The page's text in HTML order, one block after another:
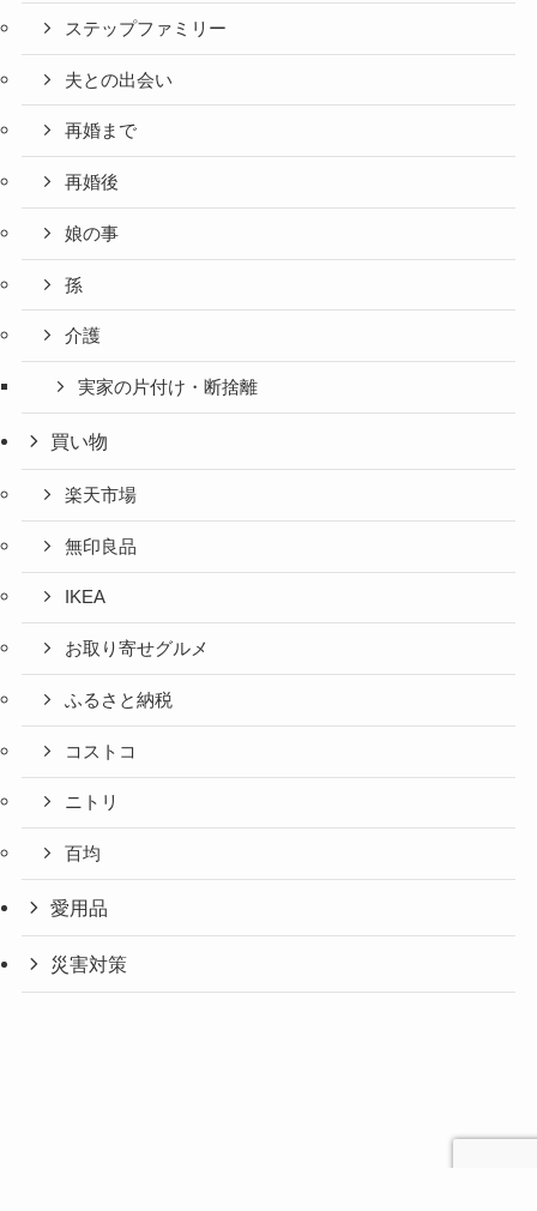
ステップファミリー
夫との出会い
再婚まで
再婚後
娘の事
孫
介護
実家の片付け・断捨離
買い物
楽天市場
無印良品
IKEA
お取り寄せグルメ
ふるさと納税
コストコ
ニトリ
百均
愛用品
災害対策